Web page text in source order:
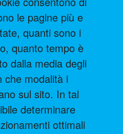
le pagine più e
quanti sono i
quanto tempo è
dalla media degli
che modalità i
sul sito. In tal
determinare
ottimali